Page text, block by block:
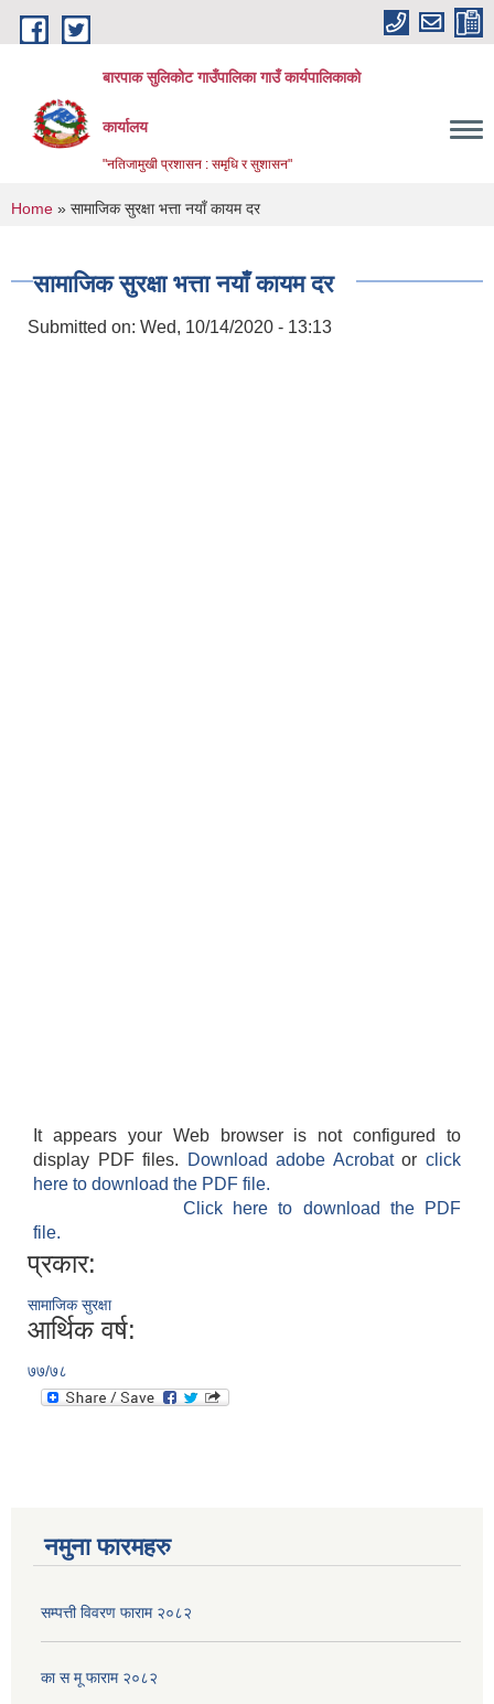
Skip to main content
बारपाक सुलिकोट गाउँपालिका गाउँ कार्यपालिकाको
कार्यालय
"नतिजामुखी प्रशासन : समृधि र सुशासन"
You are here
Home » सामाजिक सुरक्षा भत्ता नयाँ कायम दर
सामाजिक सुरक्षा भत्ता नयाँ कायम दर
Submitted on: Wed, 10/14/2020 - 13:13
It appears your Web browser is not configured to
display PDF files.
Download adobe Acrobatorclick
here to download the PDF file.
Click here to download the PDF
file.
प्रकार:
सामाजिक सुरक्षा
आर्थिक वर्ष:
७७/७८
नमुना फारमहरु
सम्पत्ती विवरण फाराम २०८२
का स मू फाराम २०८२